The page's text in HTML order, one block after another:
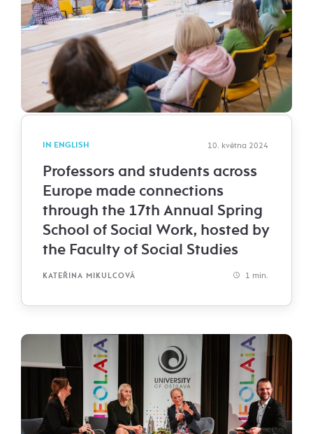
IN ENGLISH 10. května 2024
Professors and students across
Europe made connections
through the 17th Annual Spring
School of Social Work, hosted by
the Faculty of Social Studies
KATEŘINA MIKULCOVÁ 1 min.